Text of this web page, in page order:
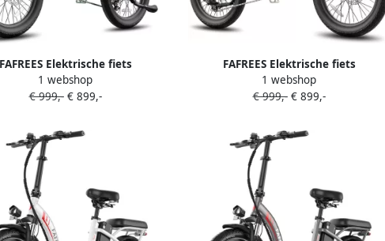
FAFREES Elektrische fiets
Verwijderbare
36 V 20Ah Motor 250W Shi o 7
20 Inch Commuter E-Bike
Vering 20 Inch opvouwbare
Commuter E-Bike Groente
1 webshop
€ 999,-€ 899,-
FAFREES Elektrische fiets
Actieradius120km Verwijderbare
batterij 36 V 20Ah Motor 250W Shi o 7
beide zijden 20 Inch Commuter E-Bike
Dubbele Vering 20 Inch opvouwbare
City Commuter E-Bike Wit
1 webshop
€ 999,-€ 899,-